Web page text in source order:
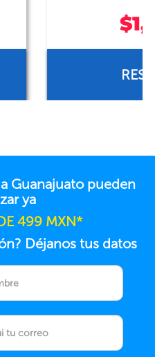
mxn
AHORA
Guanajuato pueden
ya
499 MXN*
Déjanos tus datos